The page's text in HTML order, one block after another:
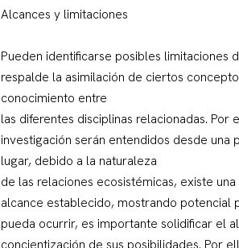
Alcances y limitaciones
Pueden identificarse posibles limitaciones
respalde la asimilación de ciertos
conocimiento entre
las diferentes disciplinas relacionadas.
investigación serán entendidos desde
lugar, debido a la naturaleza
de las relaciones ecosistémicas, existe
alcance establecido, mostrando potencial
pueda ocurrir, es importante solidificar el
concientización de sus posibilidades. Por